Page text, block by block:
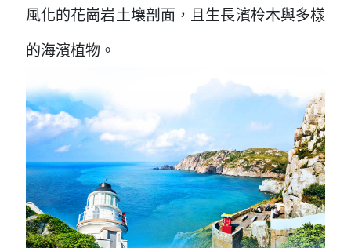
風化的花崗岩土壤剖面，且生長濱柃木與多樣
的海濱植物。